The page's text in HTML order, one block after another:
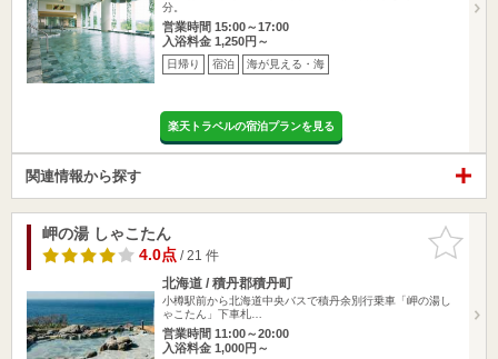
分。
営業時間 15:00～17:00
入浴料金 1,250円～
日帰り 宿泊 海が見える・海
楽天トラベルの宿泊プランを見る
関連情報から探す
お気に入
りに追加
岬の湯 しゃこたん
4.0点/ 21 件
北海道 / 積丹郡積丹町
小樽駅前から北海道中央バスで積丹余別行乗車「岬の湯し
ゃこたん」下車札…
営業時間 11:00～20:00
入浴料金 1,000円～